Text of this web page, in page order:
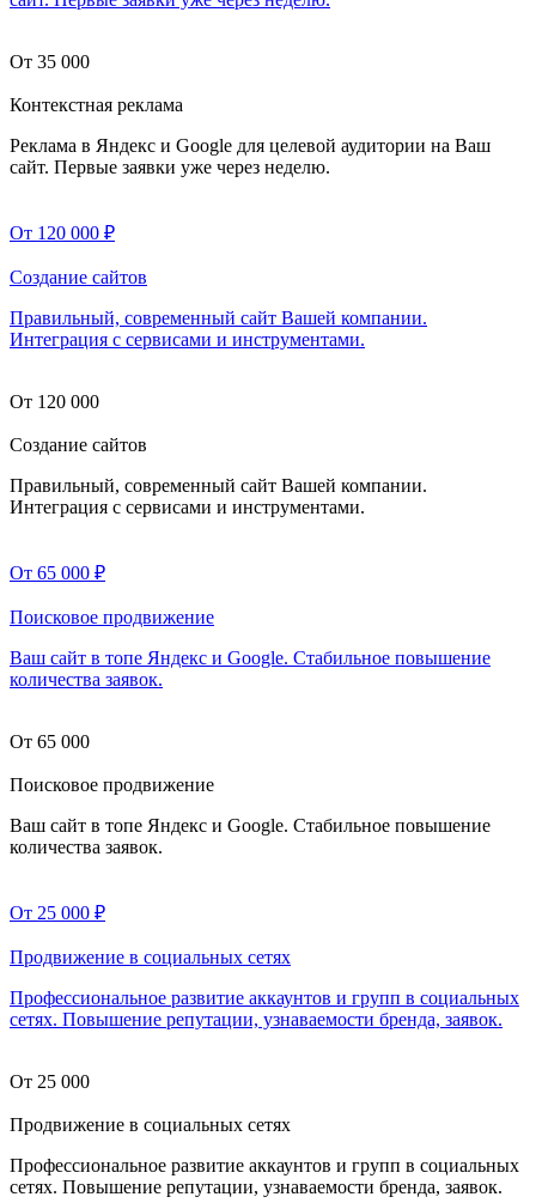
От 35 000
Контекстная реклама
Реклама в Яндекс и Google для целевой аудитории на Ваш
сайт. Первые заявки уже через неделю.
От 120 000 ₽
Создание сайтов
Правильный, современный сайт Вашей компании.
Интеграция с сервисами и инструментами.
От 120 000
Создание сайтов
Правильный, современный сайт Вашей компании.
Интеграция с сервисами и инструментами.
От 65 000 ₽
Поисковое продвижение
Ваш сайт в топе Яндекс и Google. Стабильное повышение
количества заявок.
От 65 000
Поисковое продвижение
Ваш сайт в топе Яндекс и Google. Стабильное повышение
количества заявок.
От 25 000 ₽
Продвижение в социальных сетях
Профессиональное развитие аккаунтов и групп в социальных
сетях. Повышение репутации, узнаваемости бренда, заявок.
От 25 000
Продвижение в социальных сетях
Профессиональное развитие аккаунтов и групп в социальных
сетях. Повышение репутации, узнаваемости бренда, заявок.